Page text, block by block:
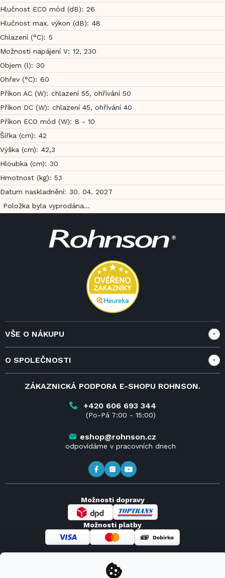
Hlučnost ECO mód (dB): 26
Hlučnost max. výkon (dB): 48
Chlazení (°C): 5
Možnosti napájení V: 12, 230
Objem (l): 30
Ohřev (°C): 60
Příkon AC (W): chlazení 55, ohřívání 50
Příkon DC (W): chlazení 45, ohřívání 40
Příkon ECO mód (W): 8 - 10
Šířka (cm): 42
Výška (cm): 42,3
Hloubka (cm): 30
Hmotnost (kg): 5,1
Datum naskladnění: 30. 04. 2027
Položka byla vyprodána…
VŠE O NÁKUPU
Doprava a služby
Reklamace
Vrácení zboží do 14 dnů
O SPOLEČNOSTI
ZÁKAZNICKÁ PODPORA E-SHOPU ROHNSON.
+420 606 693 344
(Po-Pá 7:00 - 15:00)
eshop@rohnson.cz
odpovídáme v pracovních dnech
Možnosti dopravy
Možnosti platby
Rohnson. Všechna práva vyhrazena.